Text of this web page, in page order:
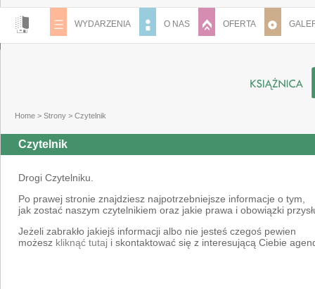
WYDARZENIA O NAS OFERTA
Home > Strony > Czytelnik
Czytelnik
Drogi Czytelniku.
Po prawej stronie znajdziesz najpotrzebniejsze informacje o tym,
jak zostać naszym czytelnikiem oraz jakie prawa i obowiązki
Jeżeli zabrakło jakiejś informacji albo nie jesteś czegoś pewien
możesz kliknąć tutaj i skontaktować się z interesującą Ciebie